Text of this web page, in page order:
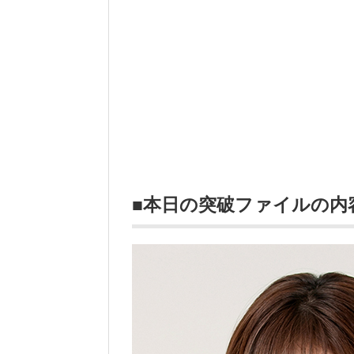
■本日の突破ファイルの内